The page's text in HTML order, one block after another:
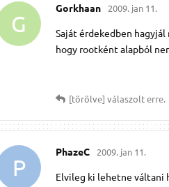
G
Gorkhaan 2009. jan 11.
Saját érdekedben
hogy rootként alapból
[törölve] válaszolt erre.
P
PhazeC 2009. jan 11.
Elvileg ki lehetne váltani